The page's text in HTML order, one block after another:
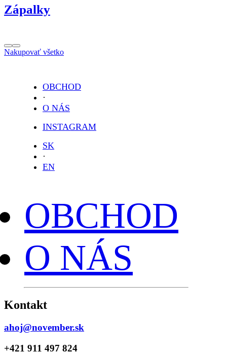
Zápalky
Nakupovať všetko
OBCHOD
·
O NÁS
INSTAGRAM
SK
·
EN
OBCHOD
O NÁS
Kontakt
ahoj@november.sk
+421 911 497 824